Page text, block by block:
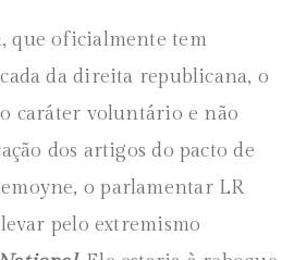
que oficialmente tem
da direita republicana, o
caráter voluntário e não
dos artigos do pacto de
o parlamentar LR
pelo extremismo